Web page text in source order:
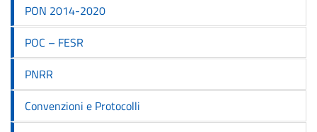
PON 2014-2020
POC – FESR
PNRR
Convenzioni e Protocolli